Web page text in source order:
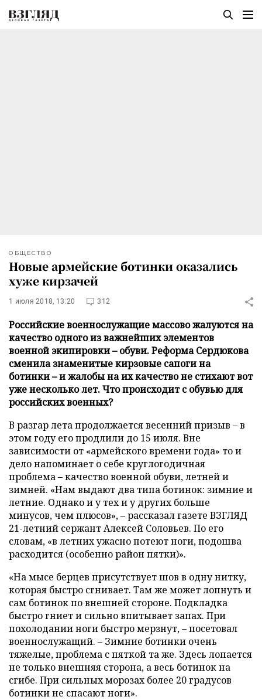
ОБЩЕСТВО
Новые армейские ботинки оказались
хуже кирзачей
1 июля 2018, 13:20 312
Российские военнослужащие массово жалуются на
качество одного из важнейших элементов
военной экипировки – обуви. Реформа Сердюкова
сменила знаменитые кирзовые сапоги на
ботинки – и жалобы на их качество не стихают вот
уже несколько лет. Что происходит с обувью для
российских военных?
В разгар лета продолжается весенний призыв – в
этом году его продлили до 15 июля. Вне
зависимости от «армейского времени года» то и
дело напоминает о себе круглогодичная
проблема – качество военной обуви, летней и
зимней. «Нам выдают два типа ботинок: зимние и
летние. Однако и у тех и у других больше
минусов, чем плюсов», – рассказал газете ВЗГЛЯД
21-летний сержант Алексей Соловьев. По его
словам, «в летних ужасно потеют ноги, подошва
расходится (особенно район пятки)».
«На мысе берцев присутствует шов в одну нитку,
которая быстро сгнивает. Там же может лопнуть и
сам ботинок по внешней стороне. Подкладка
быстро гниет и сильно впитывает запах. При
похолодании ноги быстро мерзнут, – посетовал
военнослужащий. – Зимние ботинки очень
тяжелые, проблема с пяткой та же. Здесь лопается
не только внешняя сторона, а весь ботинок на
сгибе. При сильных морозах более 20 градусов
ботинки не спасают ноги».